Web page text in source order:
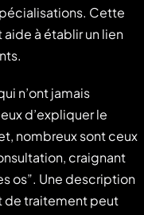
Cette
à établir un lien
n’ont jamais
d’expliquer le
nombreux sont ceux
craignant
os”. Une description
de traitement peut